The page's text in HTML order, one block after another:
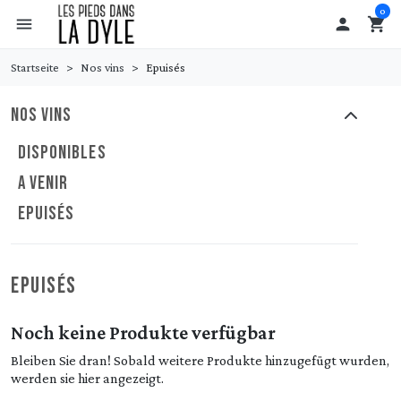
menu  shopping_cart
0
Startseite Nos vins Epuisés
NOS VINS
DISPONIBLES
A VENIR
EPUISÉS
EPUISÉS
Noch keine Produkte verfügbar
Bleiben Sie dran! Sobald weitere Produkte hinzugefügt wurden,
werden sie hier angezeigt.